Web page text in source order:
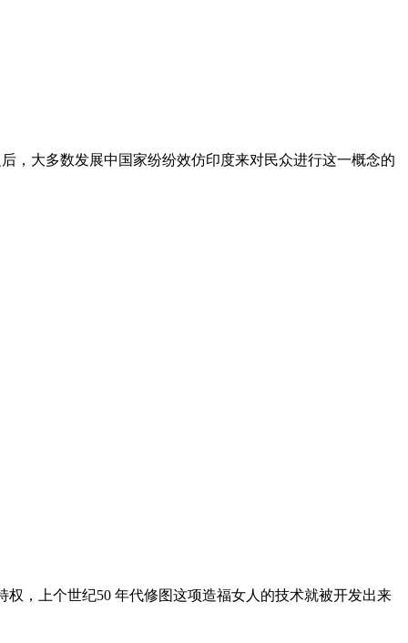
，大多数发展中国家纷纷效仿印度来对民众进行这一概念的
，上个世纪50 年代修图这项造福女人的技术就被开发出来